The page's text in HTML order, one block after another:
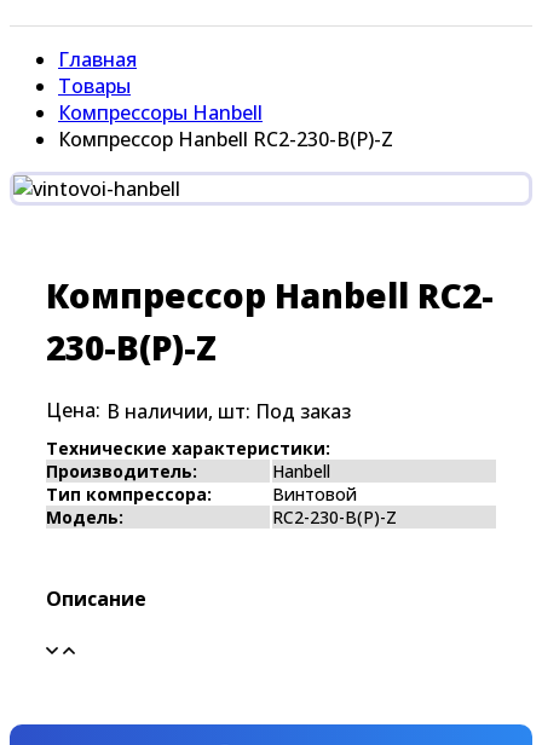
Главная
Товары
Компрессоры Hanbell
Компрессор Hanbell RC2-230-B(P)-Z
Компрессор Hanbell RC2-
230-B(P)-Z
Цена: В наличии, шт: Под заказ
Технические характеристики:
Производитель:
Hanbell
Тип компрессора:
Винтовой
Модель:
RC2-230-B(P)-Z
Описание